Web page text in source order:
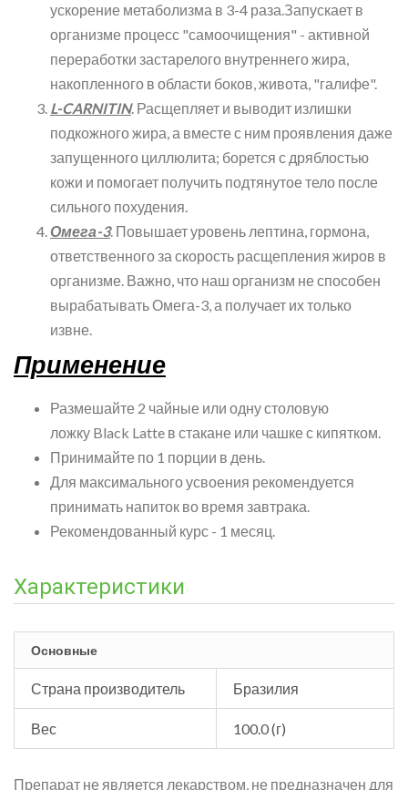
ускорение метаболизма в 3-4 раза.Запускает в
организме процесс "самоочищения" - активной
переработки застарелого внутреннего жира,
накопленного в области боков, живота, "галифе".
L-CARNITIN. Расщепляет и выводит излишки
подкожного жира, а вместе с ним проявления даже
запущенного циллюлита; борется с дряблостью
кожи и помогает получить подтянутое тело после
сильного похудения.
Омега-3. Повышает уровень лептина, гормона,
ответственного за скорость расщепления жиров в
организме. Важно, что наш организм не способен
вырабатывать Омега-3, а получает их только
извне.
Применение
Размешайте 2 чайные или одну столовую
ложку Black Latte в стакане или чашке с кипятком.
Принимайте по 1 порции в день.
Для максимального усвоения рекомендуется
принимать напиток во время завтрака.
Рекомендованный курс - 1 месяц.
Характеристики
Основные
Страна производитель Бразилия
Вес 100.0 (г)
Препарат не является лекарством, не предназначен для